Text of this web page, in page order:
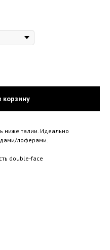
корзину
ниже талии. Идеально
лоферами.
double-face